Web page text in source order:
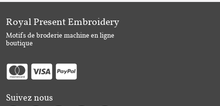
Royal Present Embroidery
Motifs de broderie machine en ligne
boutique
Suivez nous